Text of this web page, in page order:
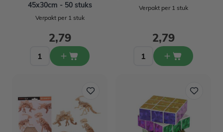
45x30cm - 50 stuks
Verpakt per 1 stuk
2,79
Verpakt per 1 stuk
2,79